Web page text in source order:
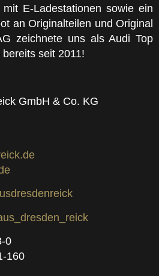
mit E-Ladestationen sowie ein
an Originalteilen und Original
zeichnete uns als Audi Top
seit 2011!
GmbH & Co. KG
0
160